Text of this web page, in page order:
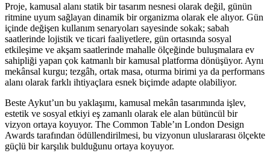
Proje, kamusal alanı statik bir tasarım nesnesi olarak değil, günün
ritmine uyum sağlayan dinamik bir organizma olarak ele alıyor. Gün
içinde değişen kullanım senaryoları sayesinde sokak; sabah
saatlerinde lojistik ve ticari faaliyetlere, gün ortasında sosyal
etkileşime ve akşam saatlerinde mahalle ölçeğinde buluşmalara ev
sahipliği yapan çok katmanlı bir kamusal platforma dönüşüyor. Aynı
mekânsal kurgu; tezgâh, ortak masa, oturma birimi ya da performans
alanı olarak farklı ihtiyaçlara esnek biçimde adapte olabiliyor.
Beste Aykut’un bu yaklaşımı, kamusal mekân tasarımında işlev,
estetik ve sosyal etkiyi eş zamanlı olarak ele alan bütüncül bir
vizyon ortaya koyuyor. The Common Table’ın London Design
Awards tarafından ödüllendirilmesi, bu vizyonun uluslararası ölçekte
güçlü bir karşılık bulduğunu ortaya koyuyor.